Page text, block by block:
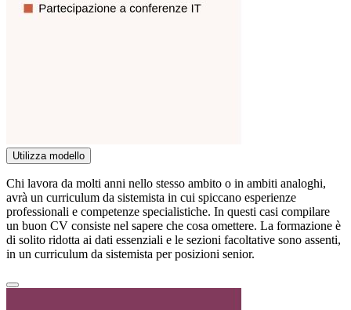
Utilizza modello
Chi lavora da molti anni nello stesso ambito o in ambiti analoghi,
avrà un curriculum da sistemista in cui spiccano esperienze
professionali e competenze specialistiche. In questi casi compilare
un buon CV consiste nel sapere che cosa omettere. La formazione è
di solito ridotta ai dati essenziali e le sezioni facoltative sono assenti,
in un curriculum da sistemista per posizioni senior.